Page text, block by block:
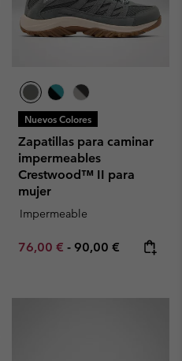
Nuevos Colores
Zapatillas para caminar
impermeables
Crestwood™ II para
mujer
Impermeable
Minimum sale price:
76,00 € - Maximum price:
90,00 €